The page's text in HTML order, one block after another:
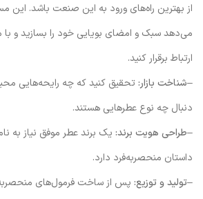
از بهترین راه‌های ورود به این صنعت باشد. این
می‌دهد سبک و امضای بویایی خود را بسازید و
ارتباط برقرار کنید.
–شناخت بازار:تحقیق کنید که چه رایحه‌هایی
دنبال چه نوع عطرهایی هستند.
–طراحی هویت برند: یک برند عطر موفق نیاز به
داستان منحصربه‌فرد دارد.
–تولید و توزیع: پس از ساخت فرمول‌های